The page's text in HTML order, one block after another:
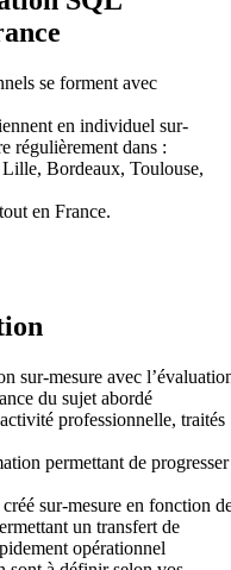
se forment avec
en individuel sur-
régulièrement dans :
Lille, Bordeaux, Toulouse,
en France.
sur-mesure avec
du sujet abordé
professionnelle, traités
permettant de progresser
sur-mesure en fonction
un transfert de
opérationnel